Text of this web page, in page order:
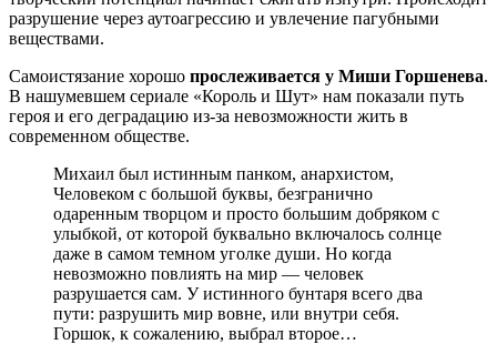
разрушение через аутоагрессию и увлечение пагубными
веществами.
Самоистязание хорошо прослеживается у Миши Горшенева.
В нашумевшем сериале «Король и Шут» нам показали путь
героя и его деградацию из-за невозможности жить в
современном обществе.
Михаил был истинным панком, анархистом,
Человеком с большой буквы, безгранично
одаренным творцом и просто большим добряком с
улыбкой, от которой буквально включалось солнце
даже в самом темном уголке души. Но когда
невозможно повлиять на мир — человек
разрушается сам. У истинного бунтаря всего два
пути: разрушить мир вовне, или внутри себя.
Горшок, к сожалению, выбрал второе…